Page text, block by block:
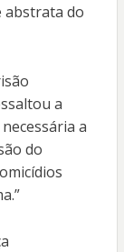
abstrata do
a
a
do